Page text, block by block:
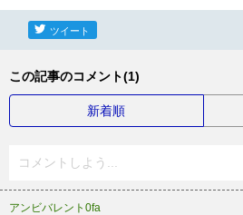
ツイート
この記事のコメント(1)
新着順
コメントしよう...
アンビバレント0fa